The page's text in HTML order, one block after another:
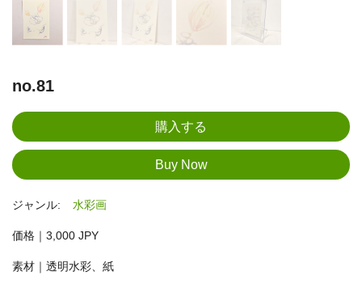
no.81
ジャンル: 水彩画
価格｜3,000 JPY
素材｜透明水彩、紙